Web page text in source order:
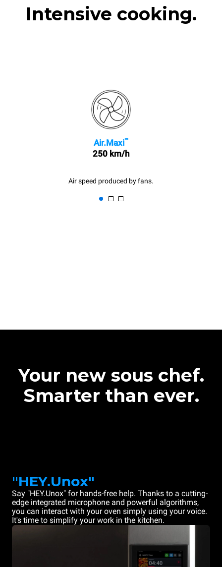
Intensive cooking.
Air.Maxi™
250 km/h
Air speed produced by fans.
Your new sous chef.
Smarter than ever.
"HEY.Unox"
Say "HEY.Unox" for hands-free help. Thanks to a cutting-
edge integrated microphone and powerful algorithms,
you can interact with your oven simply using your voice.
It's time to simplify your work in the kitchen.